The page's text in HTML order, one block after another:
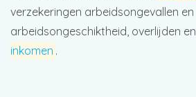
verzekeringen arbeidsongevallen en
arbeidsongeschiktheid, overlijden en
inkomen .